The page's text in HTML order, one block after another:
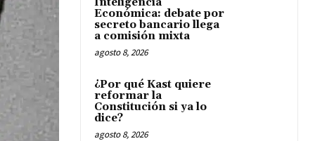
Económica: debate por
secreto bancario llega
a comisión mixta
agosto 8, 2026
¿Por qué Kast quiere
reformar la
Constitución si ya lo
dice?
agosto 8, 2026